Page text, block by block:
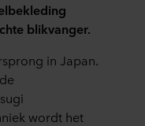
blikvanger.
in Japan.
wordt het